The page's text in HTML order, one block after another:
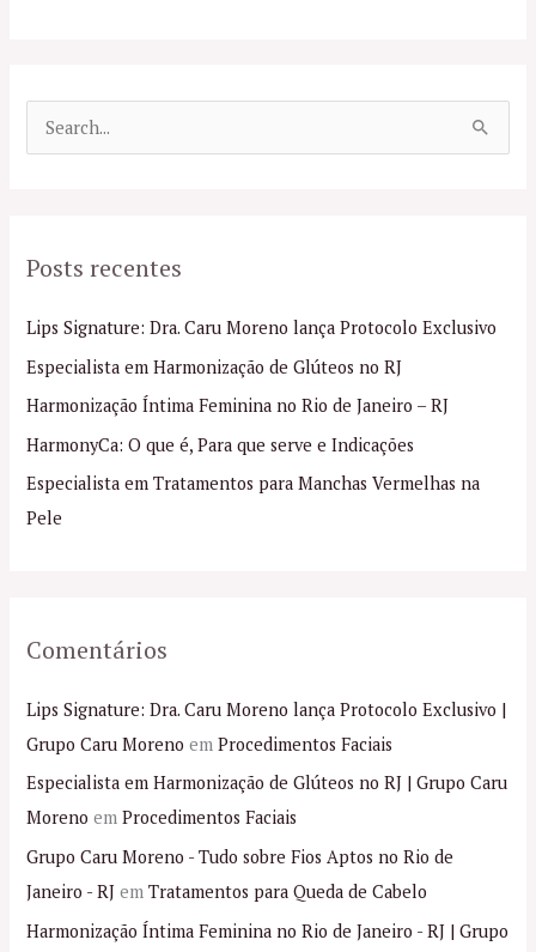
u
s
a
r
p
o
r
Posts recentes
Lips Signature: Dra. Caru Moreno lança Protocolo Exclusivo
Especialista em Harmonização de Glúteos no RJ
Harmonização Íntima Feminina no Rio de Janeiro – RJ
HarmonyCa: O que é, Para que serve e Indicações
Especialista em Tratamentos para Manchas Vermelhas na
Pele
Comentários
Lips Signature: Dra. Caru Moreno lança Protocolo Exclusivo |
Grupo Caru Moreno emProcedimentos Faciais
Especialista em Harmonização de Glúteos no RJ | Grupo Caru
Moreno emProcedimentos Faciais
Grupo Caru Moreno - Tudo sobre Fios Aptos no Rio de
Janeiro - RJ emTratamentos para Queda de Cabelo
Harmonização Íntima Feminina no Rio de Janeiro - RJ | Grupo